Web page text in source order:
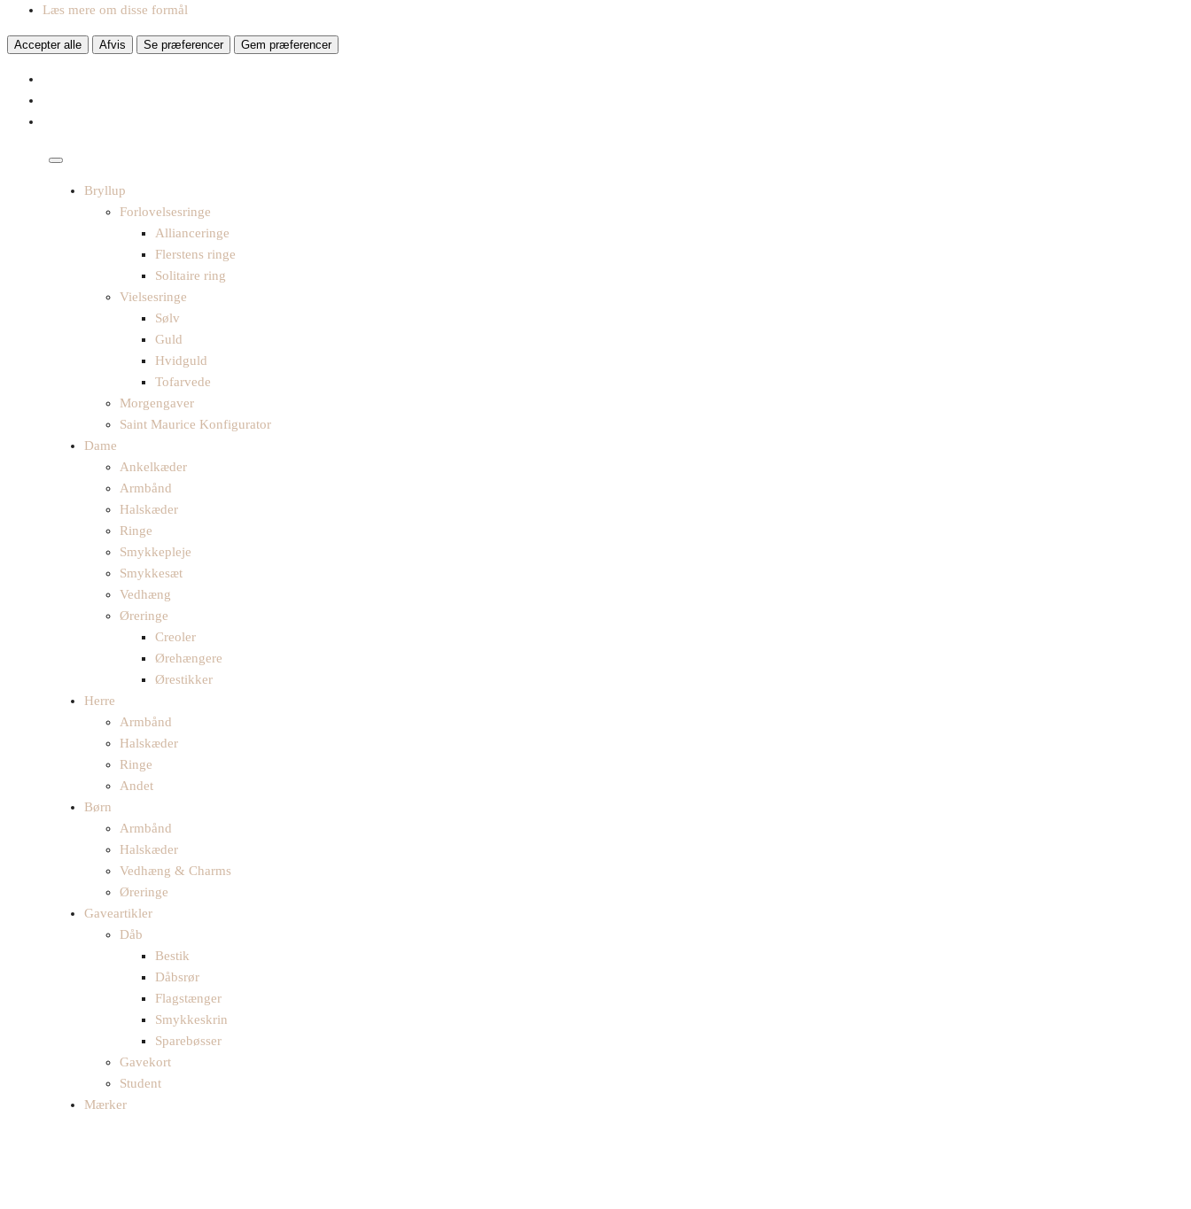
Læs mere om disse formål
Accepter alle Afvis Se præferencer Gem præferencer
Bryllup
Forlovelsesringe
Allianceringe
Flerstens ringe
Solitaire ring
Vielsesringe
Sølv
Guld
Hvidguld
Tofarvede
Morgengaver
Saint Maurice Konfigurator
Dame
Ankelkæder
Armbånd
Halskæder
Ringe
Smykkepleje
Smykkesæt
Vedhæng
Øreringe
Creoler
Ørehængere
Ørestikker
Herre
Armbånd
Halskæder
Ringe
Andet
Børn
Armbånd
Halskæder
Vedhæng & Charms
Øreringe
Gaveartikler
Dåb
Bestik
Dåbsrør
Flagstænger
Smykkeskrin
Sparebøsser
Gavekort
Student
Mærker